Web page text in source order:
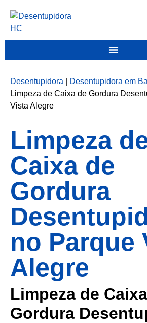
Desentupidora Desentupidora em
Limpeza de Caixa de Gordura
Vista Alegre
Limpeza
Caixa de
Gordura
no Parque
Alegre
Limpeza de
Gordura